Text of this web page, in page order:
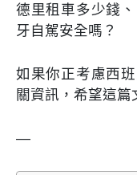
德里租車多少錢
牙自駕安全嗎？
如果你正考慮西
關資訊，希望這篇
—